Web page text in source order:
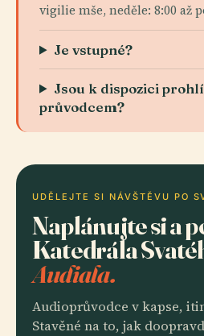
vigilie mše, neděle: 8:00 až
Je vstupné?
Jsou k dispozici
průvodcem?
UDĚLEJTE SI NÁVŠTĚVU PO
Naplánujte si a
Katedrála
Audiala.
Audioprůvodce v kapse,
Stavěné na to, jak